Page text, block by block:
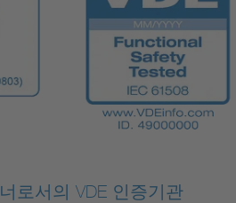
로서의 VDE 인증기관